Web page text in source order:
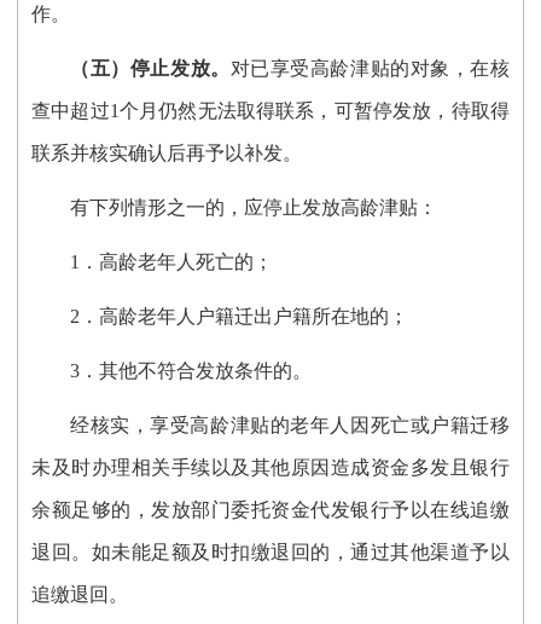
作。
（五） 停止发放。 对已享受高龄津贴的对象，在核
查中超过1个月仍然无法取得联系，可暂停发放，待取得
联系并核实确认后再予以补发。
有下列情形之一的，应停止发放高龄津贴 ：
1．高龄老年人死亡的 ；
2．高龄老年人户籍迁出户籍所在地的；
3．其他不符合发放条件的。
经核实，享受高龄津贴的老年人因死亡或户籍迁移
未及时办理相关手续以及其他原因造成资金多发且银行
余额足够的，发放部门委托资金代发银行予以在线追缴
退回。如未能足额及时扣缴退回的，通过其他渠道予以
追缴退回。